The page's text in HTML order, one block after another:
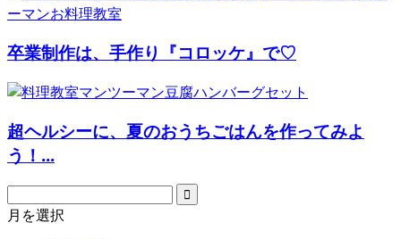
卒業制作は、手作り『コロッケ』で♡
超ヘルシーに、夏のおうちごはんを作ってみよ
う！...
月を選択